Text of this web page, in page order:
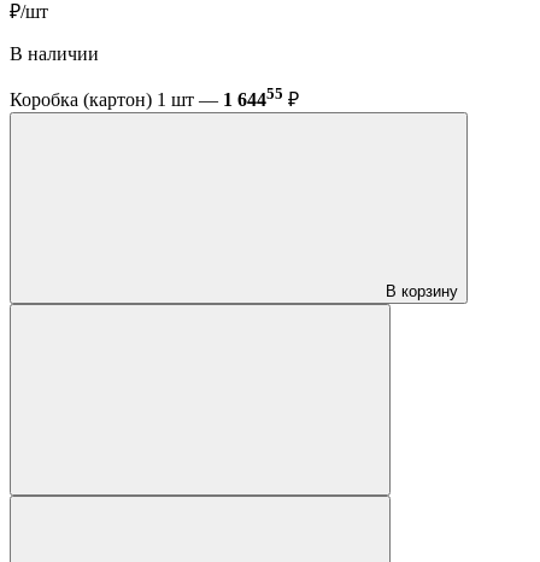
₽/шт
В наличии
Коробка (картон) 1 шт — 1 64455 ₽
В корзину